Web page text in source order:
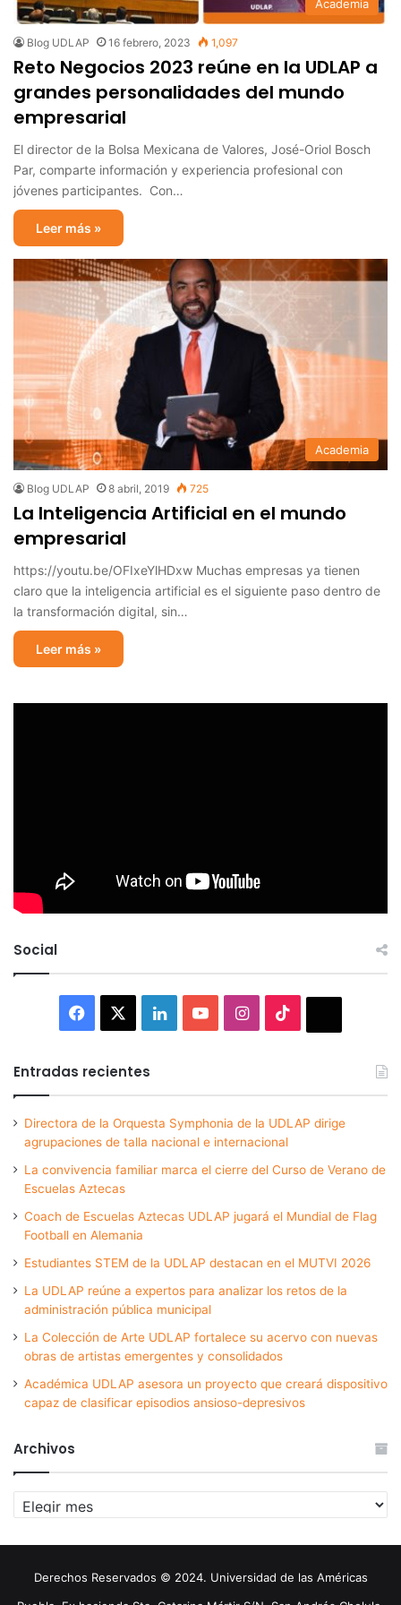
Academia
Blog UDLAP 16 febrero, 2023 1,097
Reto Negocios 2023 reúne en la UDLAP a
grandes personalidades del mundo
empresarial
El director de la Bolsa Mexicana de Valores, José-Oriol Bosch
Par, comparte información y experiencia profesional con
jóvenes participantes. Con…
Leer más »
Academia
Blog UDLAP 8 abril, 2019 725
La Inteligencia Artificial en el mundo
empresarial
https://youtu.be/OFIxeYlHDxw Muchas empresas ya tienen
claro que la inteligencia artificial es el siguiente paso dentro de
la transformación digital, sin…
Leer más »
Social
Facebook LinkedInYouTubeInstagram
Entradas recientes
Directora de la Orquesta Symphonia de la UDLAP dirige
agrupaciones de talla nacional e internacional
La convivencia familiar marca el cierre del Curso de Verano de
Escuelas Aztecas
Coach de Escuelas Aztecas UDLAP jugará el Mundial de Flag
Football en Alemania
Estudiantes STEM de la UDLAP destacan en el MUTVI 2026
La UDLAP reúne a expertos para analizar los retos de la
administración pública municipal
La Colección de Arte UDLAP fortalece su acervo con nuevas
obras de artistas emergentes y consolidados
Académica UDLAP asesora un proyecto que creará dispositivo
capaz de clasificar episodios ansioso-depresivos
Archivos
Archivos
Derechos Reservados © 2024. Universidad de las Américas